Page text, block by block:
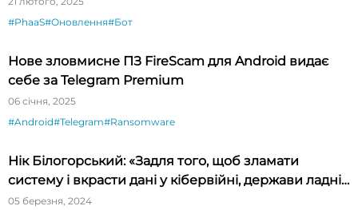
#PhaaS#Оновлення#Бот
Нове зловмисне ПЗ FireScam для Android видає
себе за Telegram Premium
06 січня, 2025
#Android#Telegram#Ransomware
Нік Білогорський: «Задля того, щоб зламати
систему і вкрасти дані у кібервійні, держави ладні
платити за zero-day exploit мільйони доларів»
05 березня, 2024